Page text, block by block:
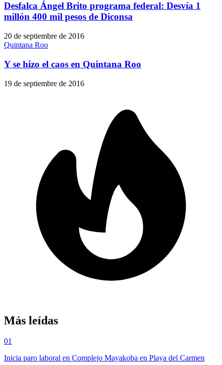
Desfalca Ángel Brito programa federal: Desvía 1
millón 400 mil pesos de Diconsa
20 de septiembre de 2016
Quintana Roo
Y se hizo el caos en Quintana Roo
19 de septiembre de 2016
Más leídas
01
Inicia paro laboral en Complejo Mayakoba en Playa del Carmen